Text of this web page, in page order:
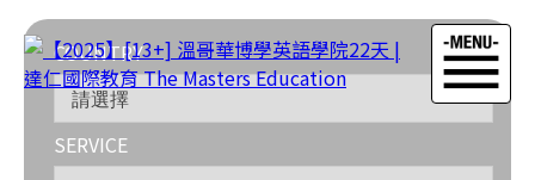
COUNTRY
SERVICE